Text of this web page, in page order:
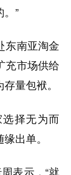
”
东南亚淘金
充市场供给
量包袱。
择无为而
出单。
表示，“就